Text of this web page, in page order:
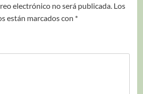
electrónico no será publicada. Los
están marcados con *